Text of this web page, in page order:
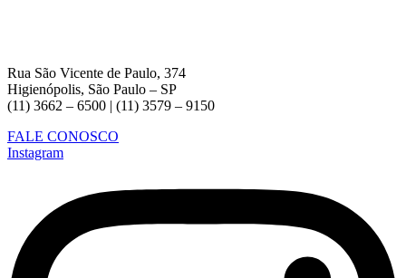
Rua São Vicente de Paulo, 374
Higienópolis, São Paulo – SP
(11) 3662 – 6500 | (11) 3579 – 9150
FALE CONOSCO
Instagram